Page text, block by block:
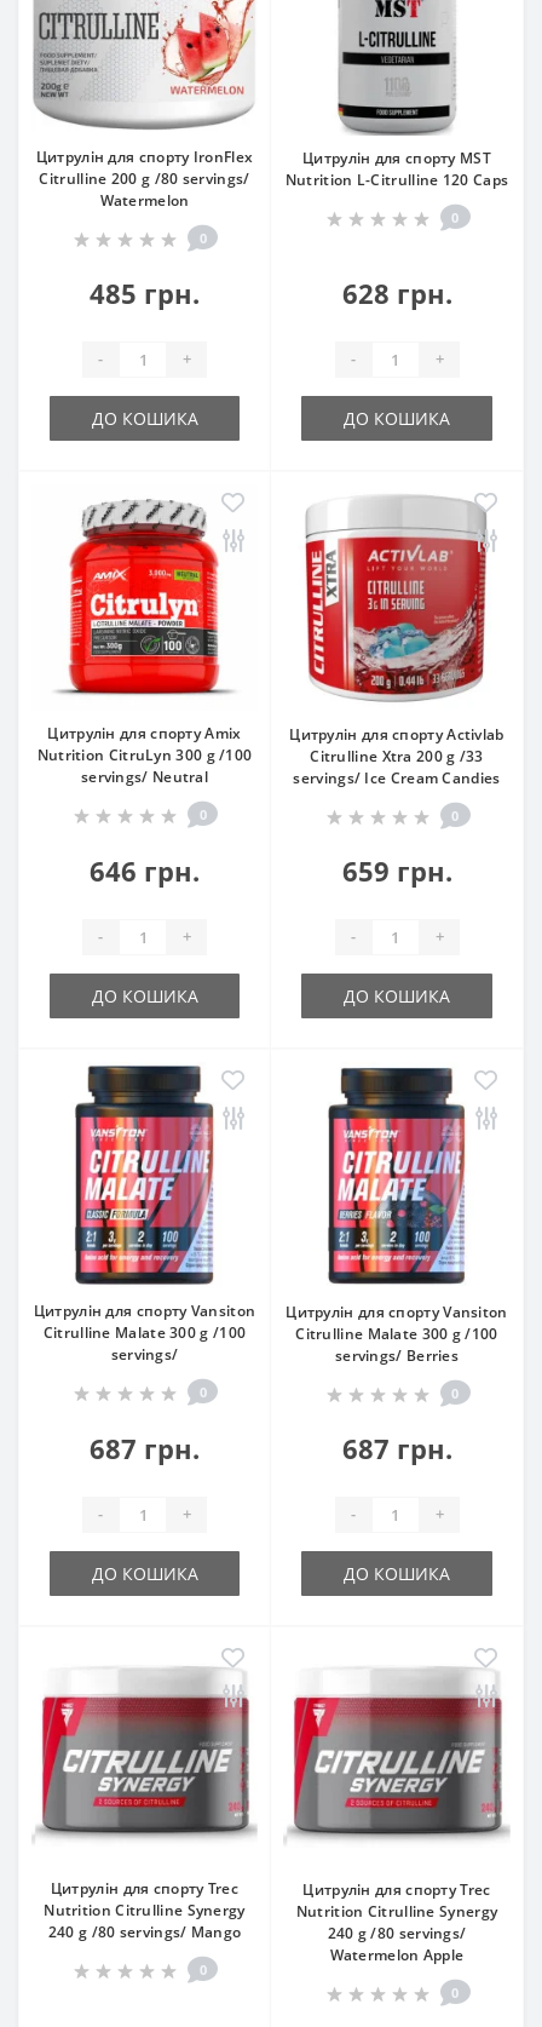
Цитрулін для спорту IronFlex
Citrulline 200 g /80 servings/
Watermelon
0
485 грн.
- +
ДО КОШИКА
Цитрулін для спорту MST
Nutrition L-Citrulline 120 Caps
0
628 грн.
- +
ДО КОШИКА
Цитрулін для спорту Amix
Nutrition CitruLyn 300 g /100
servings/ Neutral
0
646 грн.
- +
ДО КОШИКА
Цитрулін для спорту Activlab
Citrulline Xtra 200 g /33
servings/ Ice Cream Candies
0
659 грн.
- +
ДО КОШИКА
Цитрулін для спорту Vansiton
Citrulline Malate 300 g /100
servings/
0
687 грн.
- +
ДО КОШИКА
Цитрулін для спорту Vansiton
Citrulline Malate 300 g /100
servings/ Berries
0
687 грн.
- +
ДО КОШИКА
Цитрулін для спорту Trec
Nutrition Citrulline Synergy
240 g /80 servings/ Mango
0
Цитрулін для спорту Trec
Nutrition Citrulline Synergy
240 g /80 servings/
Watermelon Apple
0